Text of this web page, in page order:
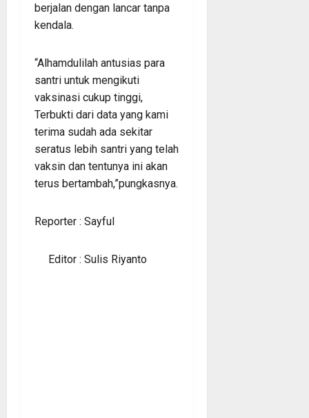
berjalan dengan lancar tanpa
kendala.
“Alhamdulilah antusias para
santri untuk mengikuti
vaksinasi cukup tinggi,
Terbukti dari data yang kami
terima sudah ada sekitar
seratus lebih santri yang telah
vaksin dan tentunya ini akan
terus bertambah,”pungkasnya.
Reporter : Sayful
Editor : Sulis Riyanto